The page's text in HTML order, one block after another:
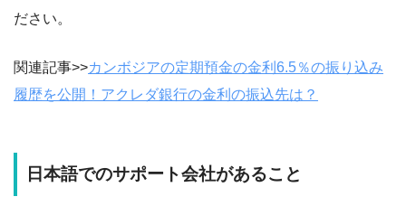
ださい。
関連記事>>カンボジアの定期預金の金利6.5％の振り込み
履歴を公開！アクレダ銀行の金利の振込先は？
日本語でのサポート会社があること